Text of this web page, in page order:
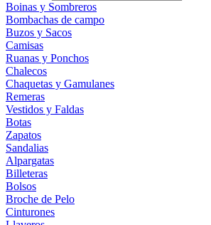
Boinas y Sombreros
Bombachas de campo
Buzos y Sacos
Camisas
Ruanas y Ponchos
Chalecos
Chaquetas y Gamulanes
Remeras
Vestidos y Faldas
Botas
Zapatos
Sandalias
Alpargatas
Billeteras
Bolsos
Broche de Pelo
Cinturones